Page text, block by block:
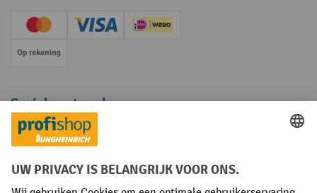
Creditcard (Master)Creditcard (Visa)iDEAL | Wero
Op rekening
Sociale netwerken
Facebook
YouTube
LinkedInInstagram